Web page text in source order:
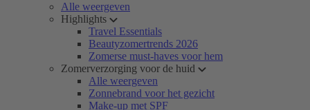
Alle weergeven
Highlights
Travel Essentials
Beautyzomertrends 2026
Zomerse must-haves voor hem
Zomerverzorging voor de huid
Alle weergeven
Zonnebrand voor het gezicht
Make-up met SPF